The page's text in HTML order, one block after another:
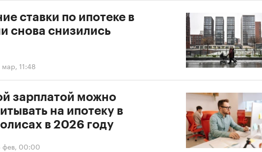
мар, 11:48
ставки по ипотеке в
снова снизились
фев, 00:00
зарплатой можно
на ипотеку в
в 2026 году